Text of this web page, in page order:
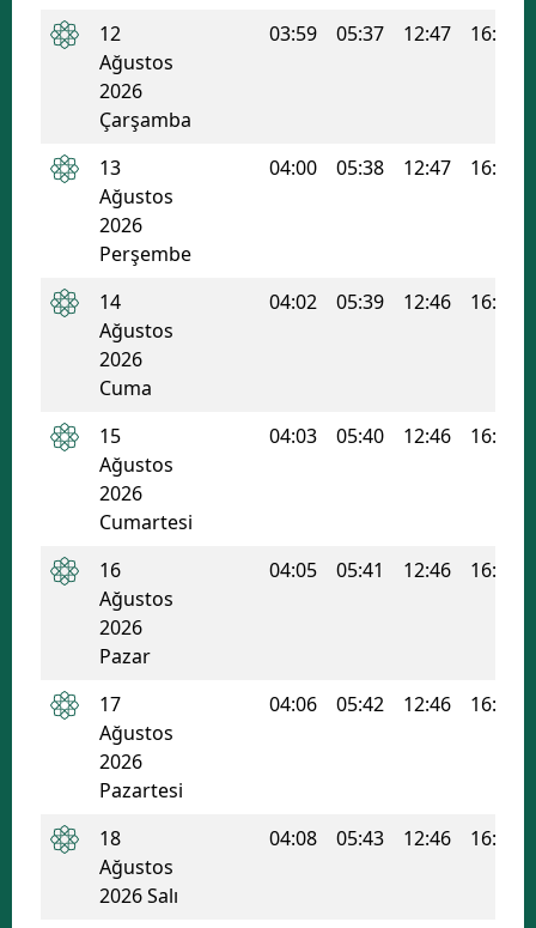
12
Ağustos
2026
Çarşamba
03:59 05:37 12:47 16:37
13
Ağustos
2026
Perşembe
04:00 05:38 12:47 16:36
14
Ağustos
2026
Cuma
04:02 05:39 12:46 16:36
15
Ağustos
2026
Cumartesi
04:03 05:40 12:46 16:35
16
Ağustos
2026
Pazar
04:05 05:41 12:46 16:34
17
Ağustos
2026
Pazartesi
04:06 05:42 12:46 16:34
18
Ağustos
2026 Salı
04:08 05:43 12:46 16:33